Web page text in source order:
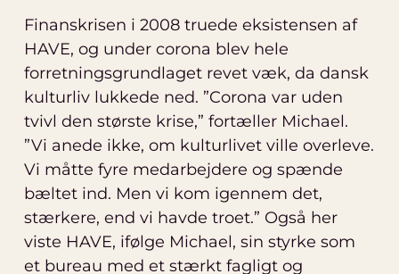
Finanskrisen i 2008 truede eksistensen af
HAVE, og under corona blev hele
forretningsgrundlaget revet væk, da dansk
kulturliv lukkede ned. ”Corona var uden
tvivl den største krise,” fortæller Michael.
”Vi anede ikke, om kulturlivet ville overleve.
Vi måtte fyre medarbejdere og spænde
bæltet ind. Men vi kom igennem det,
stærkere, end vi havde troet.” Også her
viste HAVE, ifølge Michael, sin styrke som
et bureau med et stærkt fagligt og